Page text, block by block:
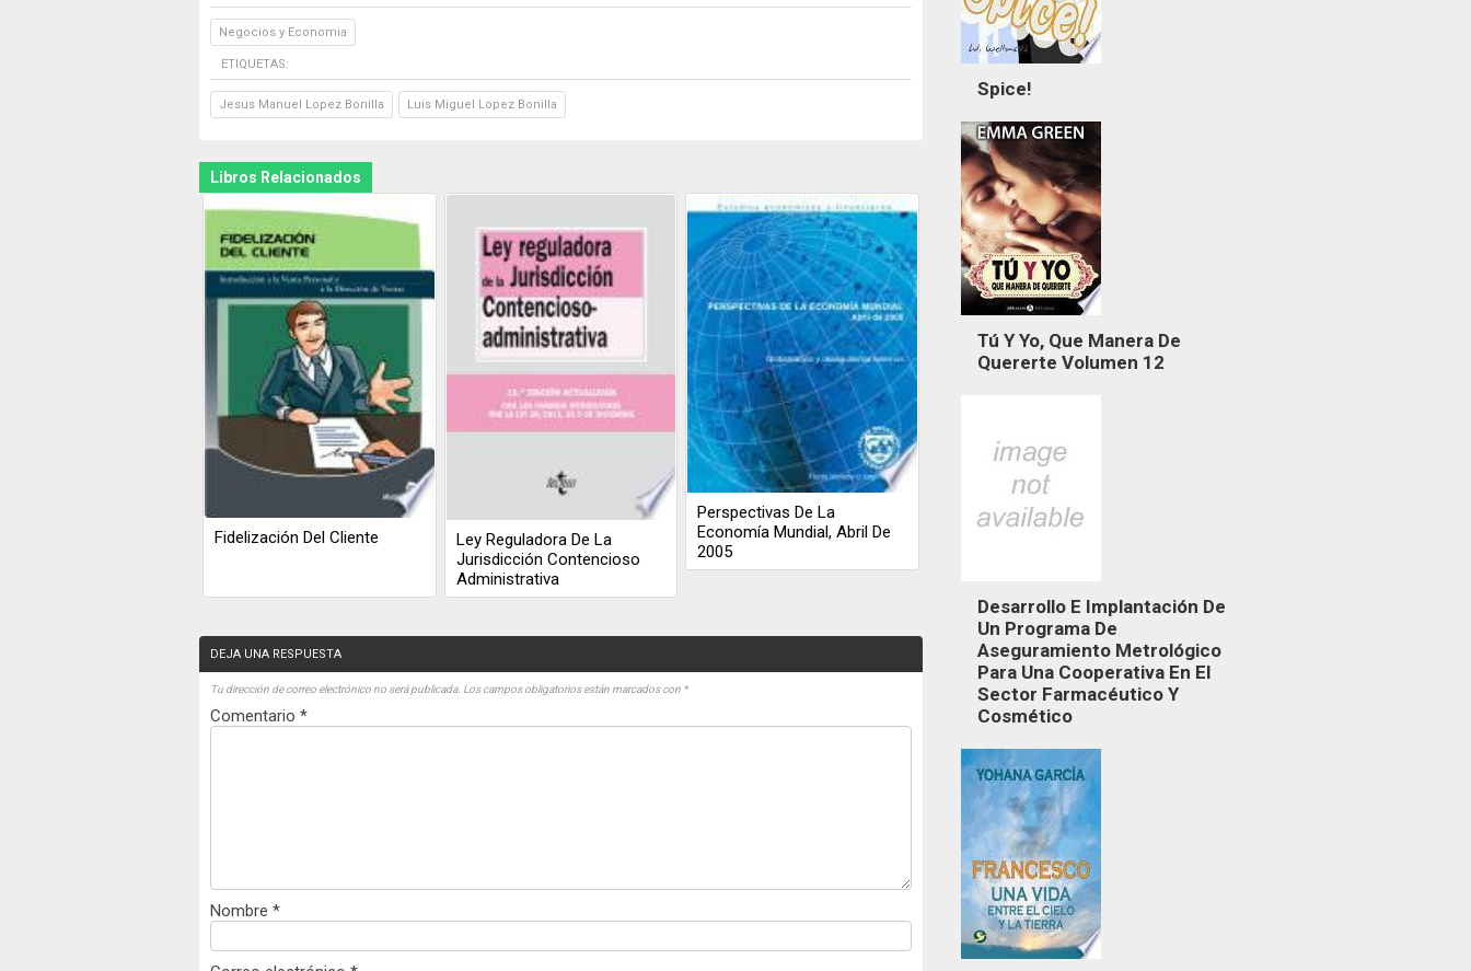
Negocios y Economia
ETIQUETAS:
Jesus Manuel Lopez Bonilla Luis Miguel Lopez Bonilla
Libros Relacionados
Fidelización Del Cliente
Ley Reguladora De La
Jurisdicción Contencioso
Administrativa
Perspectivas De La
Economía Mundial, Abril De
2005
DEJA UNA RESPUESTA
Tu dirección de correo electrónico no será publicada. Los campos obligatorios están marcados con *
Comentario *
Nombre *
Spice!
Tú Y Yo, Que Manera De
Quererte Volumen 12
Desarrollo E Implantación De
Un Programa De
Aseguramiento Metrológico
Para Una Cooperativa En El
Sector Farmacéutico Y
Cosmético